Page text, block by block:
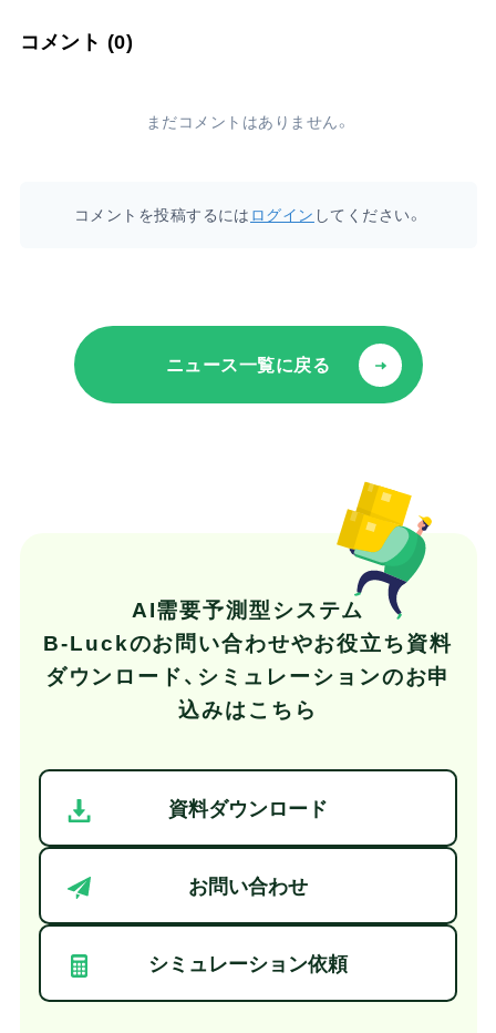
コメント (0)
まだコメントはありません。
コメントを投稿するには ログイン してください。
ニュース一覧に戻る
AI需要予測型システム
B-Luckのお問い合わせやお役立ち資料
ダウンロード、 シミュレーションのお申
込みはこちら
資料ダウンロード
お問い合わせ
シミュレーション依頼